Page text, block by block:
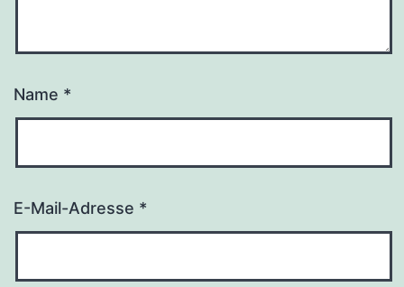
Name *
E-Mail-Adresse *